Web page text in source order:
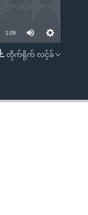
EMBED
1:09
တိုက်ရိုက် လင့်ခ်